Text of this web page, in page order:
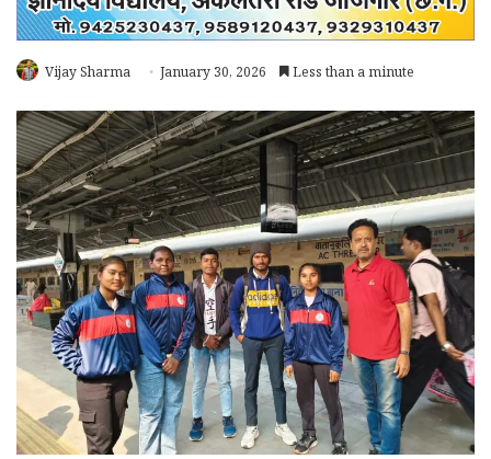
Vijay Sharma January 30, 2026 Less than a minute